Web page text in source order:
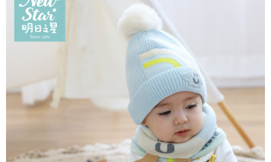
每筆NT$65，滿NT$1,200(含以上)免運費
宅配
每筆NT$90，滿NT$1,500(含以上)免運費
每筆NT$90，滿NT$1,500(含以上)免運費